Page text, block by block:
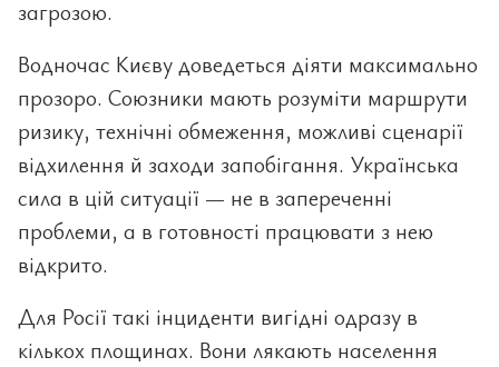
загрозою.
Водночас Києву доведеться діяти максимально
прозоро. Союзники мають розуміти маршрути
ризику, технічні обмеження, можливі сценарії
відхилення й заходи запобігання. Українська
сила в цій ситуації — не в запереченні
проблеми, а в готовності працювати з нею
відкрито.
Для Росії такі інциденти вигідні одразу в
кількох площинах. Вони лякають населення